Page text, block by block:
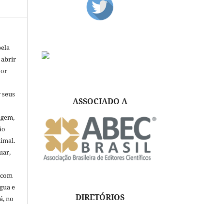
abrir
e
no
ASSOCIADO A
DIRETÓRIOS